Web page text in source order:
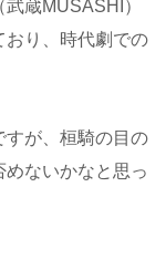
蔵MUSASHI）
おり、時代劇での
すが、桓騎の目の
ないかなと思っ